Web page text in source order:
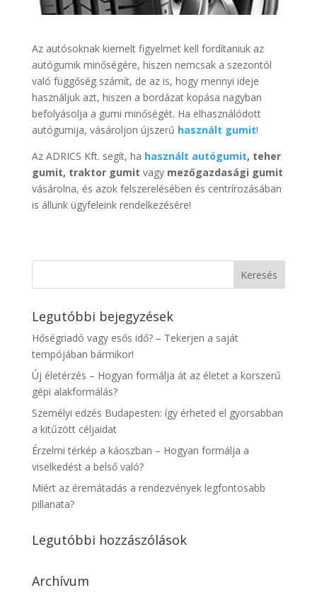
Az autósoknak kiemelt figyelmet kell fordítaniuk az
autógumik minőségére, hiszen nemcsak a szezontól
való függőség számít, de az is, hogy mennyi ideje
használjuk azt, hiszen a bordázat kopása nagyban
befolyásolja a gumi minőségét. Ha elhasználódott
autógumija, vásároljon újszerű használt gumit!
Az ADRICS Kft. segít, ha használt autógumit, teher
gumit, traktor gumit vagymezőgazdasági gumit
vásárolna, és azok felszerelésében és centrírozásában
is állunk ügyfeleink rendelkezésére!
Legutóbbi bejegyzések
Hőségriadó vagy esős idő? – Tekerjen a saját
tempójában bármikor!
Új életérzés – Hogyan formálja át az életet a korszerű
gépi alakformálás?
Személyi edzés Budapesten: így érheted el gyorsabban
a kitűzött céljaidat
Érzelmi térkép a káoszban – Hogyan formálja a
viselkedést a belső való?
Miért az éremátadás a rendezvények legfontosabb
pillanata?
Legutóbbi hozzászólások
Archívum